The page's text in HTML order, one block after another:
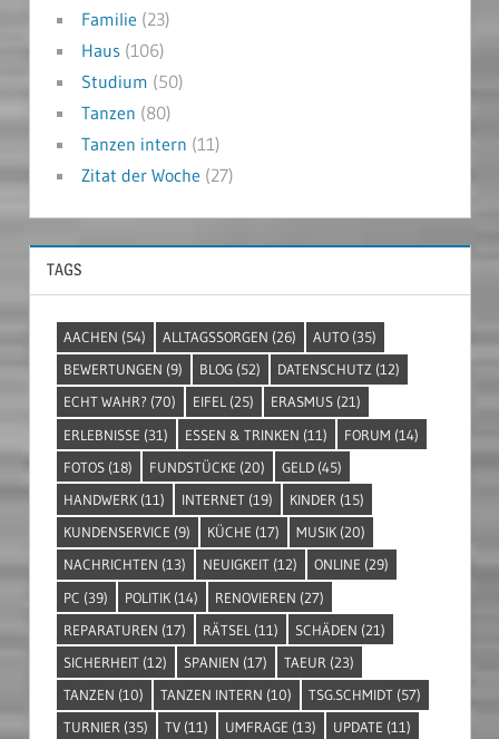
Familie (23)
Haus(106)
Studium (50)
Tanzen (80)
Tanzen intern (11)
Zitat der Woche (27)
TAGS
AACHEN (54) ALLTAGSSORGEN (26) AUTO (35)
BEWERTUNGEN (9) BLOG (52) DATENSCHUTZ (12)
ECHT WAHR? (70) EIFEL (25) ERASMUS (21)
ERLEBNISSE (31) ESSEN & TRINKEN (11) FORUM (14)
FOTOS (18) FUNDSTÜCKE (20) GELD (45)
HANDWERK (11) INTERNET (19) KINDER (15)
KUNDENSERVICE (9) KÜCHE (17) MUSIK (20)
NACHRICHTEN (13) NEUIGKEIT (12) ONLINE (29)
PC (39) POLITIK (14) RENOVIEREN (27)
REPARATUREN (17) RÄTSEL (11) SCHÄDEN (21)
SICHERHEIT (12) SPANIEN (17) TAEUR (23)
TANZEN (10) TANZEN INTERN (10) TSG.SCHMIDT (57)
TURNIER (35) TV (11) UMFRAGE (13) UPDATE (11)